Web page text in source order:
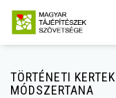
TÖRTÉNETI
MÓDSZERTANA